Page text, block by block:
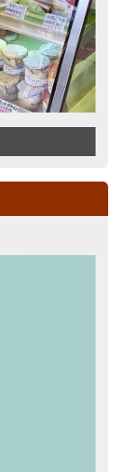
杯
洋食 エビ
ゃぶしゃぶ